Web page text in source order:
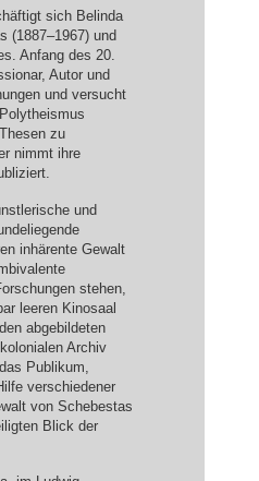
sich Belinda
(1887–1967) und
Anfang des 20.
Autor und
und versucht
zu
nimmt ihre
und
inhärente Gewalt
stehen,
leeren Kinosaal
abgebildeten
Archiv
Publikum,
verschiedener
von Schebestas
Blick der